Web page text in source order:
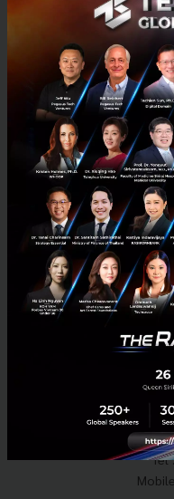
Innovation Strategy น
คำถามสำคัญสำหรับคนทำงา
องค์กร มี innovation ใหม่ คว
innovation นั้นมี highest
พฤษภาคม 25, 2020 | By
Tech & Biz Hummingbirds
E-mail :
Tel